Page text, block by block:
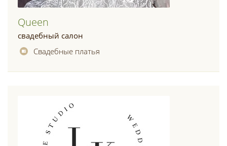
Queen
свадебный салон
Свадебные платья